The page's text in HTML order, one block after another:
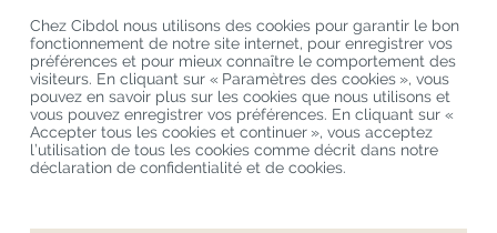
Derniers Blogs
Chez Cibdol nous utilisons des cookies pour garantir le bon
fonctionnement de notre site internet, pour enregistrer vos
préférences et pour mieux connaître le comportement des
visiteurs. En cliquant sur « Paramètres des cookies », vous
pouvez en savoir plus sur les cookies que nous utilisons et
vous pouvez enregistrer vos préférences. En cliquant sur «
Accepter tous les cookies et continuer », vous acceptez
l’utilisation de tous les cookies comme décrit dans notre
déclaration de confidentialité et de cookies.
Copyright©Cibdol Last updated 06-08-2026
Cibdol France, Place des Grands Hommes, 33000 Bordeaux, France
KvK: 76495035 VAT: NL860644923B01